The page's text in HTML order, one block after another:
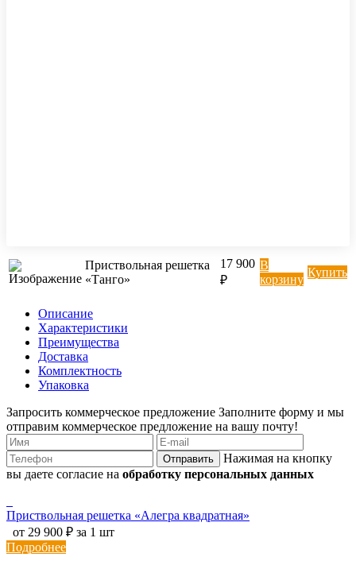
Приствольная решетка
«Танго»
17 900
₽
В
корзину
Купить
Описание
Характеристики
Преимущества
Доставка
Комплектность
Упаковка
Запросить коммерческое предложение Заполните форму и мы
отправим коммерческое предложение на вашу почту!
Отправить
Нажимая на кнопку
вы даете согласие на обработку персональных данных
Приствольная решетка «Алегра квадратная»
от 29 900 ₽ за 1 шт
Подробнее